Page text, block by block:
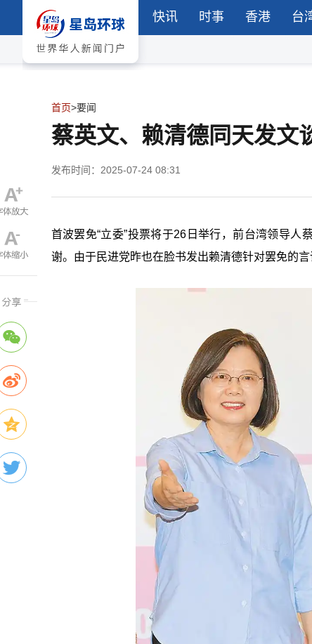
快讯 时事 香港 台
首页>要闻
蔡英文、赖清德同天发文
发布时间：2025-07-24 08:31
首波罢免“立委”投票将于26日举行，前台湾领导
谢。由于民进党昨也在脸书发出赖清德针对罢免的